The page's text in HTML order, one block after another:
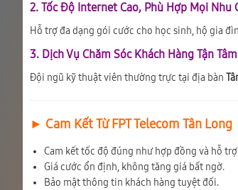
2. Tốc Độ Internet Cao, Phù Hợp Mọi Nhu
Hỗ trợ đa dạng gói cước cho học sinh, hộ gia
3. Dịch Vụ Chăm Sóc Khách Hàng Tận Tâm
Đội ngũ kỹ thuật viên thường trực tại địa bàn
► Cam Kết Từ FPT Telecom Tân Long
Cam kết tốc độ đúng như hợp đồng và hỗ
Giá cước ổn định, không tăng giá bất ngờ.
Bảo mật thông tin khách hàng tuyệt đối.